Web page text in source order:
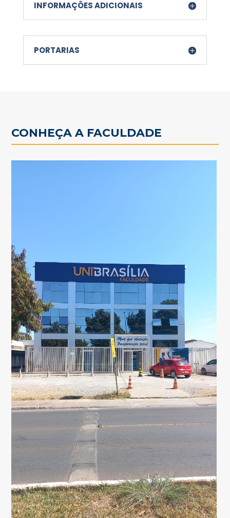
INFORMAÇÕES ADICIONAIS
PORTARIAS
CONHEÇA A FACULDADE